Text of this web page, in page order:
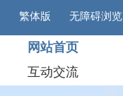
繁体版 无障碍浏览
网站首页
互动交流